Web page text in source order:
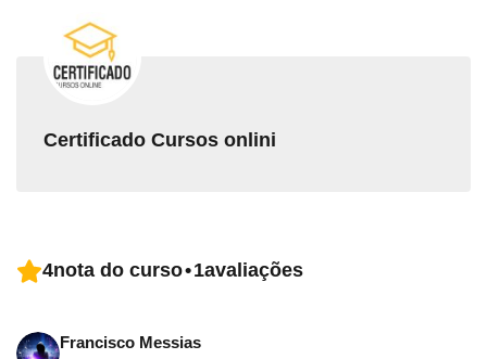
Certificado Cursos onlini
4nota do curso•1avaliações
Francisco Messias